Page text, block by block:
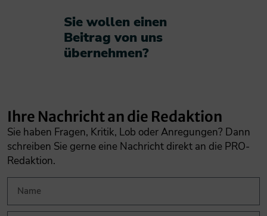
Sie wollen einen
Beitrag von uns
übernehmen?​
Ihre Nachricht an die Redaktion
Sie haben Fragen, Kritik, Lob oder Anregungen? Dann
schreiben Sie gerne eine Nachricht direkt an die PRO-
Redaktion.